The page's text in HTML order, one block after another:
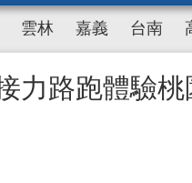
雲林 嘉義 台南
路跑體驗桃